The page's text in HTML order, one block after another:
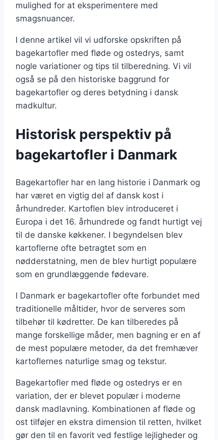
mulighed for at eksperimentere med
smagsnuancer.
I denne artikel vil vi udforske opskriften på
bagekartofler med fløde og ostedrys, samt
nogle variationer og tips til tilberedning. Vi vil
også se på den historiske baggrund for
bagekartofler og deres betydning i dansk
madkultur.
Historisk perspektiv på
bagekartofler i Danmark
Bagekartofler har en lang historie i Danmark og
har været en vigtig del af dansk kost i
århundreder. Kartoflen blev introduceret i
Europa i det 16. århundrede og fandt hurtigt vej
til de danske køkkener. I begyndelsen blev
kartoflerne ofte betragtet som en
nødderstatning, men de blev hurtigt populære
som en grundlæggende fødevare.
I Danmark er bagekartofler ofte forbundet med
traditionelle måltider, hvor de serveres som
tilbehør til kødretter. De kan tilberedes på
mange forskellige måder, men bagning er en af
de mest populære metoder, da det fremhæver
kartoflernes naturlige smag og tekstur.
Bagekartofler med fløde og ostedrys er en
variation, der er blevet populær i moderne
dansk madlavning. Kombinationen af fløde og
ost tilføjer en ekstra dimension til retten, hvilket
gør den til en favorit ved festlige lejligheder og